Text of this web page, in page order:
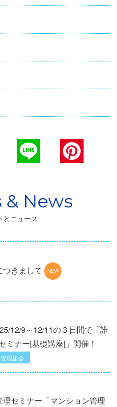
とニュース
きまして
12/9～12/11の３日間で「誰
ミナー[基礎講座]」開催！
管理組合
セミナー「マンション管理